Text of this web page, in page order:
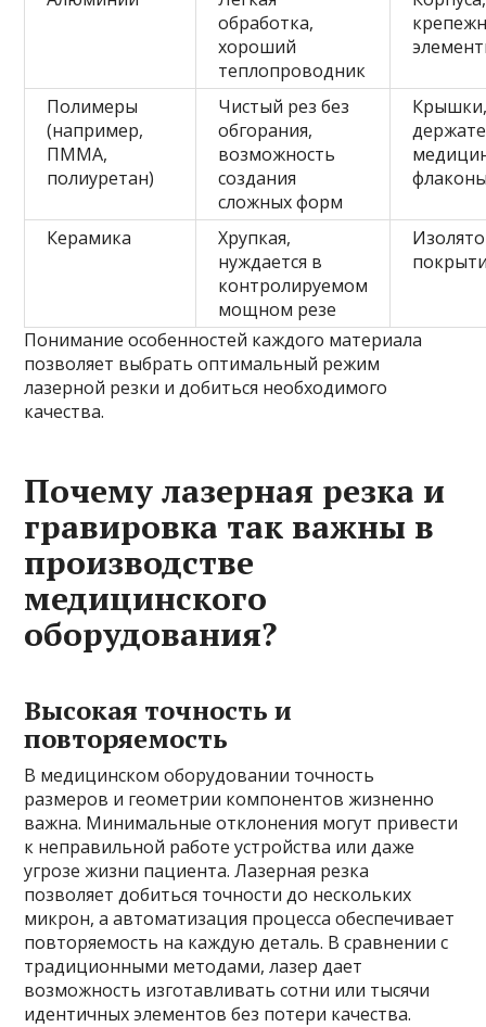
обработка,
хороший
теплопроводник
Полимеры
(например,
ПММА,
полиуретан)
Чистый рез без
обгорания,
возможность
создания
сложных форм
Керамика
Хрупкая,
нуждается в
контролируемом
мощном резе
Понимание особенностей каждого материала
позволяет выбрать оптимальный режим
лазерной резки и добиться необходимого
качества.
Почему лазерная резка и
гравировка так важны в
производстве
медицинского
оборудования?
Высокая точность и
повторяемость
В медицинском оборудовании точность
размеров и геометрии компонентов жизненно
важна. Минимальные отклонения могут привести
к неправильной работе устройства или даже
угрозе жизни пациента. Лазерная резка
позволяет добиться точности до нескольких
микрон, а автоматизация процесса обеспечивает
повторяемость на каждую деталь. В сравнении с
традиционными методами, лазер дает
возможность изготавливать сотни или тысячи
идентичных элементов без потери качества.